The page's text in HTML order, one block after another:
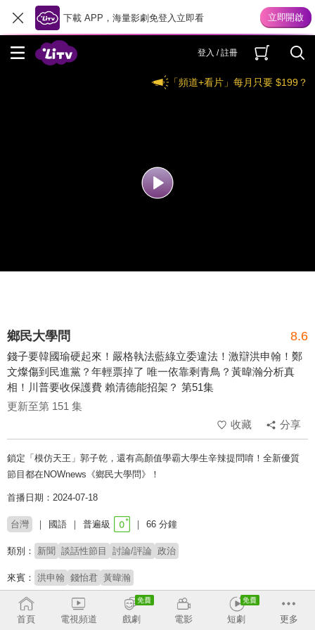
下載 APP，海量影劇免登入立即看
登入 / 註冊
「頻道+看片」每月只要 $199？
鄉民大學問 8.6
錢子要韓國瑜硬起來！嚴格執法藍綠立委違法！激辯洪申翰！鄭
文燦傷到民進黨？年輕票掉了 唯一依靠剩青鳥？黃暐瀚分析真
相！川普要收保護費 賴清德能招架？ 第51集
更新至第 151 集
收藏
分享
鎖定「模仿天王」郭子乾，還有高顏值學霸大學生辛辣提問唷！全新優質
節目都在NOWnews《鄉民大學問》！
首播日期：2024-07-18
台灣 國語 普遍級 66 分鐘
類別： 新聞 談話性節目 討論/評論 政治
來賓： 洪申翰 錢怡君 黃暐瀚
主持：
首頁
電視頻道 戲劇 電影 短劇 更多